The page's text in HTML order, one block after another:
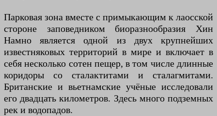
Парковая зона вместе с примыкающим к лаосской
стороне заповедником биоразнообразия Хин
Намно является одной из двух крупнейших
известняковых территорий в мире и включает в
себя несколько сотен пещер, в том числе длинные
коридоры со сталактитами и сталагмитами.
Британские и вьетнамские учёные исследовали
его двадцать километров. Здесь много подземных
рек и водопадов.